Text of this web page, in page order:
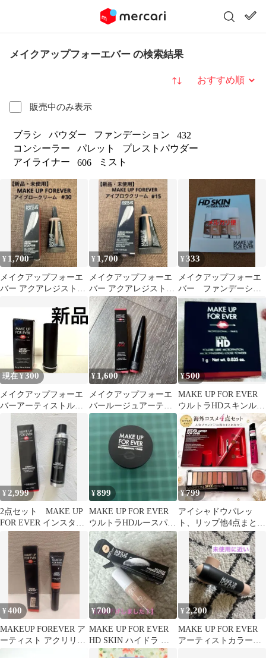
メイクアップフォーエバー の検索結果
販売中のみ表示
並び替え
ブラシ パウダー ファンデーション
432
コンシーラー
パレット
プレストパウダー
アイライナー
606 ミスト
¥ 1,700
メイクアップフォーエ
バー アクアレジストブ
フトブラウン新品
¥ 1,700
メイクアップフォーエ
バー アクアレジストブ
ロウスカルプター15ソ
フトブラウン新品
¥333
メイクアップフォーエ
バー ファンデーショ
ン サンプル
現在 ¥300
メイクアップフォーエ
バーアーティストルー
ジュクリーム C207 リ
ップスティック
¥1,600
メイクアップフォーエ
バールージュアーティ
スト302
¥500
MAKE UP FOR EVER
ウルトラHDスキンルー
スパウダー
¥2,999
2点セット MAKE UP
FOR EVER インスタン
トブラシクレンザー
¥899
MAKE UP FOR EVER
ウルトラHDルースパウ
ダー サンプル
¥799
アイシャドウパレッ
ト、リップ他4点まとめ
売りMAKE UP FOR
EVER他
¥400
MAKEUP FOREVER ア
ーティスト アクリリッ
プ 301
¥700
MAKE UP FOR EVER
HD SKIN ハイドラ グ
ロウ 1R02
¥ 2,200
MAKE UP FOR EVER
アーティストカラーク